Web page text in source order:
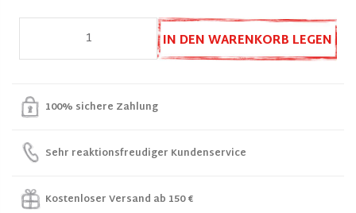
IN DEN WARENKORB LEGEN
100% sichere Zahlung
Sehr reaktionsfreudiger Kundenservice
Kostenloser Versand ab 150 €